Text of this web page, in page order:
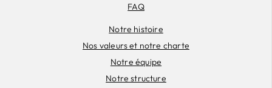
FAQ
Notre histoire
Nos valeurs et notre charte
Notre équipe
Notre structure